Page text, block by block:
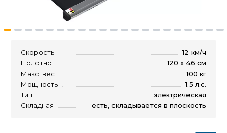
Скорость
12 км/ч
Полотно
120 х 46 см
Макс. вес
100 кг
Мощность
1.5 л.с.
Тип
электрическая
Складная
есть, складывается в плоскость